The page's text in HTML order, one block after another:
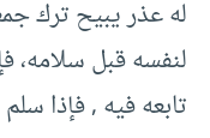
له عذر يبيح ترك
لنفسه قبل سلامه،
تابعه فيه , فإذا